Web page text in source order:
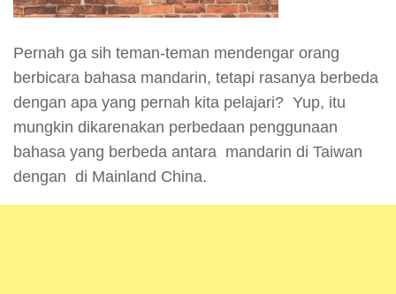
Pernah ga sih teman-teman mendengar orang
berbicara bahasa mandarin, tetapi rasanya berbeda
dengan apa yang pernah kita pelajari? Yup, itu
mungkin dikarenakan perbedaan penggunaan
bahasa yang berbeda antara mandarin di Taiwan
dengan di Mainland China.